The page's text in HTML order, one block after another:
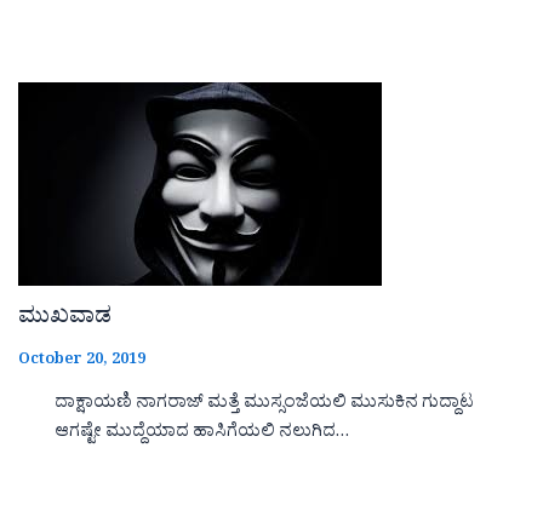
ಮುಖವಾಡ
October 20, 2019
ದಾಕ್ಷಾಯಣಿ ನಾಗರಾಜ್ ಮತ್ತೆ ಮುಸ್ಸಂಜೆಯಲಿ ಮುಸುಕಿನ ಗುದ್ದಾಟ
ಆಗಷ್ಟೇ ಮುದ್ದೆಯಾದ ಹಾಸಿಗೆಯಲಿ ನಲುಗಿದ…